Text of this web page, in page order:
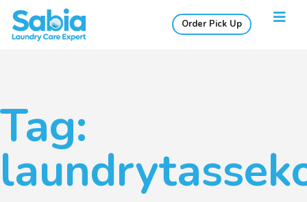
Order Pick Up
Tag: